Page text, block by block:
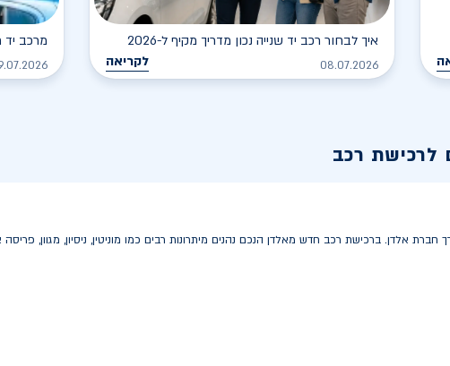
איך לבחור רכב יד שנייה נכון מדריך מקיף ל-2026
08.07.2026 לקריאה
מרכב יד
לרכישת רכב
אלדן. ברכישת רכב חדש מאלדן הנכם נהנים מיתרונות רבים כמו מוניטין, ניסיון, מגוון,